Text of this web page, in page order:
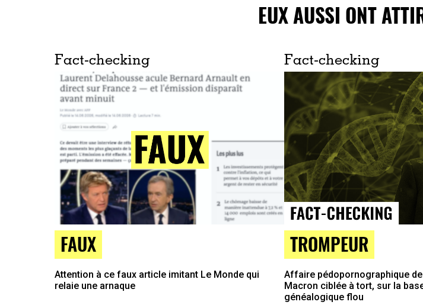
EUX AUSSI ONT
Fact-checking
FAUX
Attention à ce faux article imitant Le Monde qui
relaie une arnaque
Fact-checking
TROMPEUR
Affaire pédopornographique
Macron ciblée à tort, sur la
généalogique flou